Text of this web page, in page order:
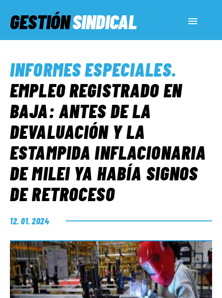
GESTIÓNSINDICAL
SERVICIOS SOCIALES
INFORMES ESPECIALES
FUERA DE MEGÁFONO
EL LADO «G»
INFORMES ESPECIALES.
EMPLEO REGISTRADO EN
BAJA: ANTES DE LA
DEVALUACIÓN Y LA
ESTAMPIDA INFLACIONARIA
DE MILEI YA HABÍA SIGNOS
DE RETROCESO
12. 01. 2024